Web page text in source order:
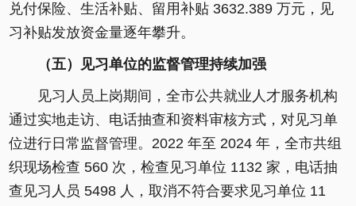
兑付保险、生活补贴、留用补贴 3632.389 万元，见
习补贴发放资金量逐年攀升。
（五）见习单位的监督管理持续加强
见习人员上岗期间，全市公共就业人才服务机构
通过实地走访、电话抽查和资料审核方式，对见习单
位进行日常监督管理。2022 年至 2024 年，全市共组
织现场检查 560 次，检查见习单位 1132 家，电话抽
查见习人员 5498 人，取消不符合要求见习单位 11